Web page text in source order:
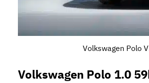
Volkswagen Polo
Volkswagen Polo 1.0